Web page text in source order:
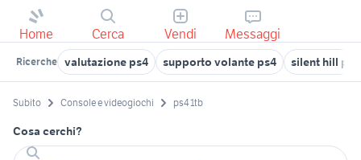
Home Cerca Vendi Messaggi
Ricerche valutazione ps4 supporto volante ps4 silent hill ps4
Subito Console e videogiochi ps4 1tb
Cosa cerchi?